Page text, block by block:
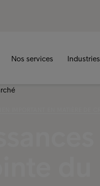
Nos services Industries